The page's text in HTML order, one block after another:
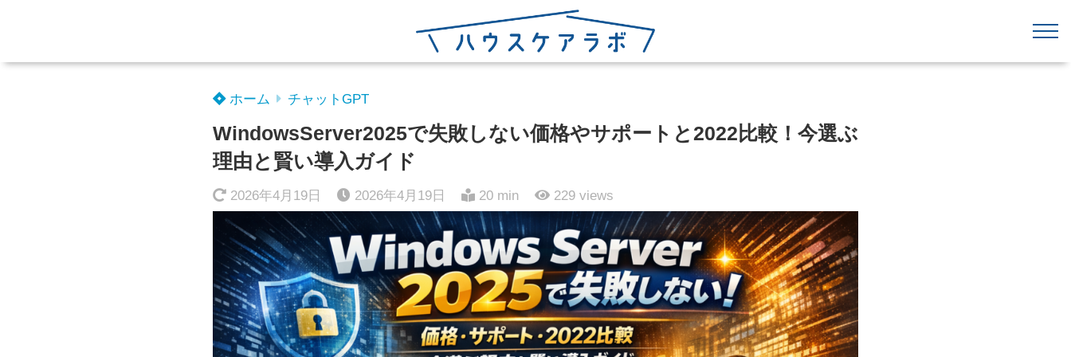
ホーム チャットGPT
WindowsServer2025で失敗しない価格やサポートと2022比較！今選ぶ
理由と賢い導入ガイド
2026年4月19日 2026年4月19日 20 min 229 views